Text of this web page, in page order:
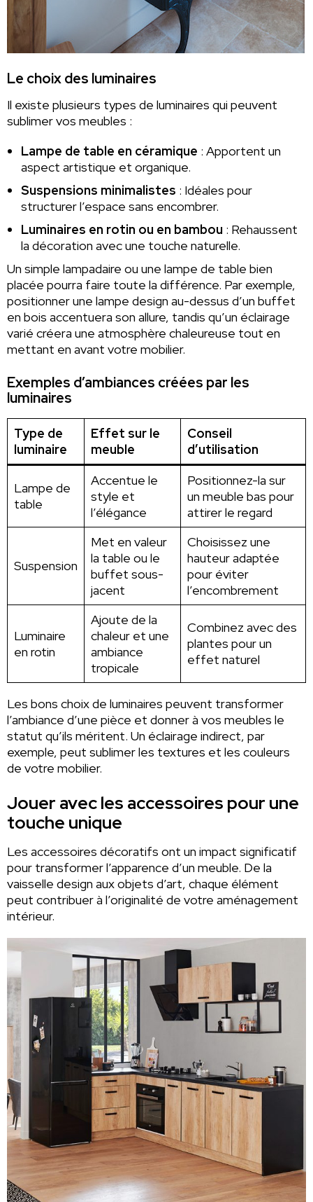
Le choix des luminaires
Il existe plusieurs types de luminaires qui peuvent
sublimer vos meubles :
Lampe de table en céramique : Apportent un
aspect artistique et organique.
Suspensions minimalistes : Idéales pour
structurer l’espace sans encombrer.
Luminaires en rotin ou en bambou : Rehaussent
la décoration avec une touche naturelle.
Un simple lampadaire ou une lampe de table bien
placée pourra faire toute la différence. Par exemple,
positionner une lampe design au-dessus d’un buffet
en bois accentuera son allure, tandis qu’un éclairage
varié créera une atmosphère chaleureuse tout en
mettant en avant votre mobilier.
Exemples d’ambiances créées par les
luminaires
Type de
luminaire
Effet sur le
meuble
Conseil
d’utilisation
Lampe de
table
Accentue le
style et
l’élégance
Positionnez-la sur
un meuble bas pour
attirer le regard
Suspension
Met en valeur
la table ou le
buffet sous-
jacent
Choisissez une
hauteur adaptée
pour éviter
l’encombrement
Luminaire
en rotin
Ajoute de la
chaleur et une
ambiance
tropicale
Combinez avec des
plantes pour un
effet naturel
Les bons choix de luminaires peuvent transformer
l’ambiance d’une pièce et donner à vos meubles le
statut qu’ils méritent. Un éclairage indirect, par
exemple, peut sublimer les textures et les couleurs
de votre mobilier.
Jouer avec les accessoires pour une
touche unique
Les accessoires décoratifs ont un impact significatif
pour transformer l’apparence d’un meuble. De la
vaisselle design aux objets d’art, chaque élément
peut contribuer à l’originalité de votre aménagement
intérieur.